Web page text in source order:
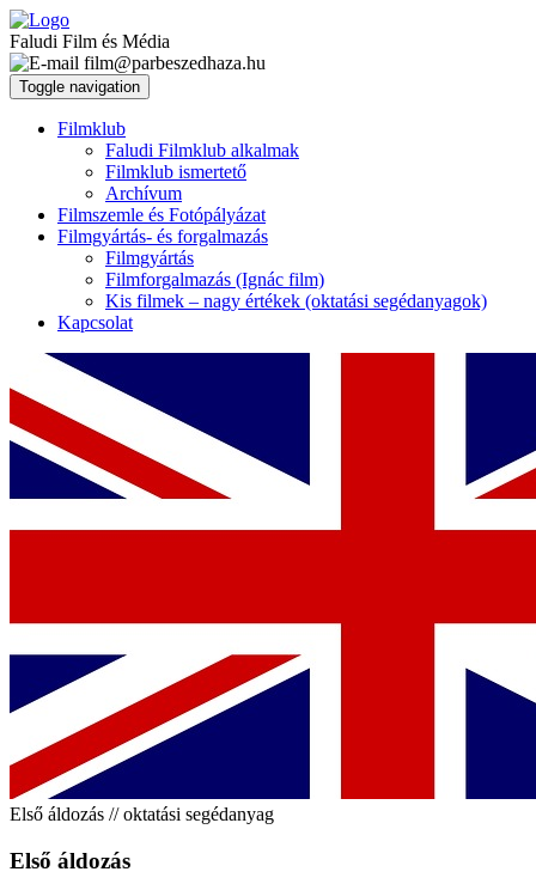
Faludi Film és Média
film@parbeszedhaza.hu
Toggle navigation
Filmklub
Faludi Filmklub alkalmak
Filmklub ismertető
Archívum
Filmszemle és Fotópályázat
Filmgyártás- és forgalmazás
Filmgyártás
Filmforgalmazás (Ignác film)
Kis filmek – nagy értékek (oktatási segédanyagok)
Kapcsolat
Első áldozás // oktatási segédanyag
Első áldozás